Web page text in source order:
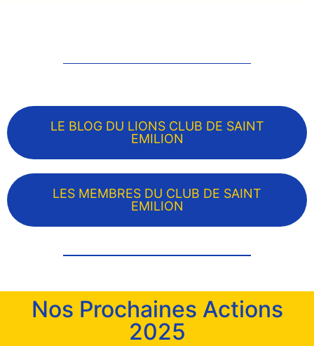
LE BLOG DU LIONS CLUB DE SAINT
EMILION
LES MEMBRES DU CLUB DE SAINT
EMILION
Nos Prochaines Actions
2025